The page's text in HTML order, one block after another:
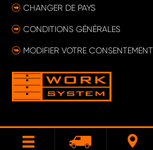
CHANGER DE PAYS
CONDITIONS GÉNÉRALES
MODIFIER VOTRE CONSENTEMENT